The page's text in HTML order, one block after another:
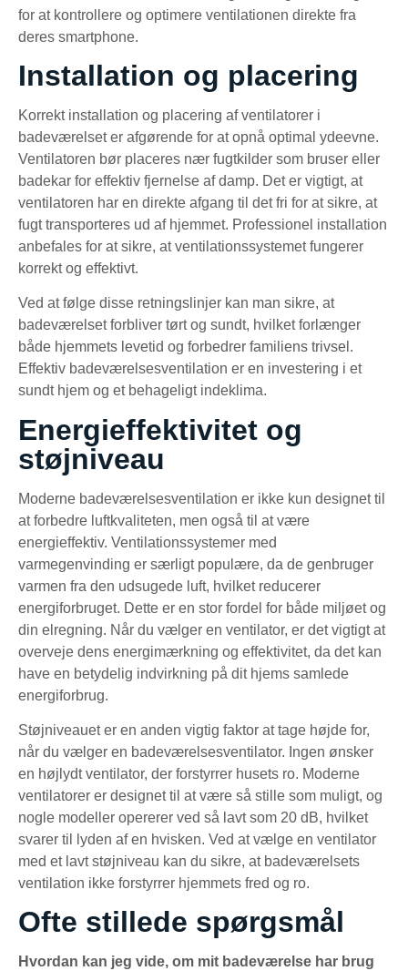
for at kontrollere og optimere ventilationen direkte fra
deres smartphone.
Installation og placering
Korrekt installation og placering af ventilatorer i
badeværelset er afgørende for at opnå optimal ydeevne.
Ventilatoren bør placeres nær fugtkilder som bruser eller
badekar for effektiv fjernelse af damp. Det er vigtigt, at
ventilatoren har en direkte afgang til det fri for at sikre, at
fugt transporteres ud af hjemmet. Professionel installation
anbefales for at sikre, at ventilationssystemet fungerer
korrekt og effektivt.
Ved at følge disse retningslinjer kan man sikre, at
badeværelset forbliver tørt og sundt, hvilket forlænger
både hjemmets levetid og forbedrer familiens trivsel.
Effektiv badeværelsesventilation er en investering i et
sundt hjem og et behageligt indeklima.
Energieffektivitet og
støjniveau
Moderne badeværelsesventilation er ikke kun designet til
at forbedre luftkvaliteten, men også til at være
energieffektiv. Ventilationssystemer med
varmegenvinding er særligt populære, da de genbruger
varmen fra den udsugede luft, hvilket reducerer
energiforbruget. Dette er en stor fordel for både miljøet og
din elregning. Når du vælger en ventilator, er det vigtigt at
overveje dens energimærkning og effektivitet, da det kan
have en betydelig indvirkning på dit hjems samlede
energiforbrug.
Støjniveauet er en anden vigtig faktor at tage højde for,
når du vælger en badeværelsesventilator. Ingen ønsker
en højlydt ventilator, der forstyrrer husets ro. Moderne
ventilatorer er designet til at være så stille som muligt, og
nogle modeller opererer ved så lavt som 20 dB, hvilket
svarer til lyden af en hvisken. Ved at vælge en ventilator
med et lavt støjniveau kan du sikre, at badeværelsets
ventilation ikke forstyrrer hjemmets fred og ro.
Ofte stillede spørgsmål
Hvordan kan jeg vide, om mit badeværelse har brug